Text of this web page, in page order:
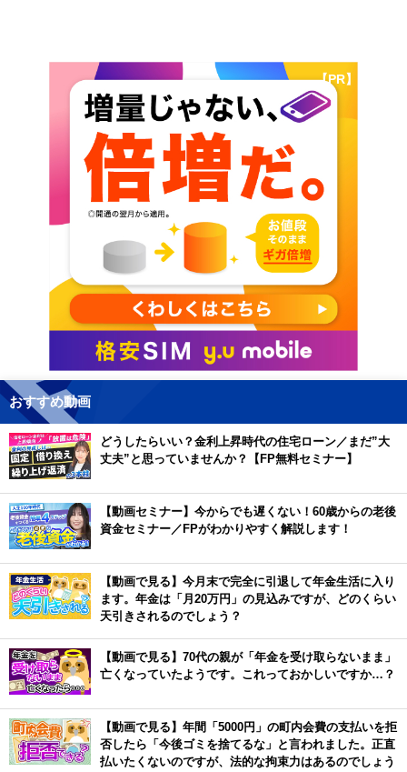
【PR】
おすすめ動画
どうしたらいい？金利上昇時代の住宅ローン／まだ”大
丈夫”と思っていませんか？【FP無料セミナー】
【動画セミナー】今からでも遅くない！60歳からの老後
資金セミナー／FPがわかりやすく解説します！
【動画で見る】今月末で完全に引退して年金生活に入り
ます。年金は「月20万円」の見込みですが、どのくらい
天引きされるのでしょう？
【動画で見る】70代の親が「年金を受け取らないまま」
亡くなっていたようです。これっておかしいですか…？
【動画で見る】年間「5000円」の町内会費の支払いを拒
否したら「今後ゴミを捨てるな」と言われました。正直
払いたくないのですが、法的な拘束力はあるのでしょう